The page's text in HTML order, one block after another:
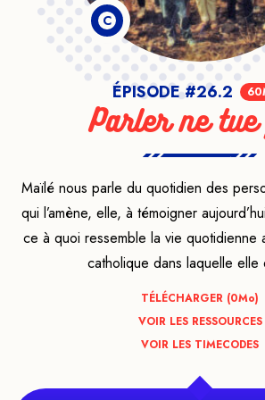
C
ÉPISODE #26.2
Parler ne
Maïlé nous parle du quotidien des
qui l’amène, elle, à témoigner
ce à quoi ressemble la vie quotidienne
catholique dans laquelle elle
TÉLÉCHARGER (0Mo)
VOIR LES RESSOURCES
VOIR LES TIMECODES